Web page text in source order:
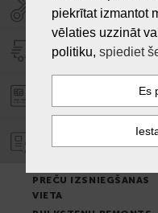
SERVISA
PIEGĀDE
PASŪTĪJUMA
GARANTIJA
PREČU IZSNIEGŠANAS
VIETA
piekrītat izmantot
vēlaties uzzināt
politiku, spiediet